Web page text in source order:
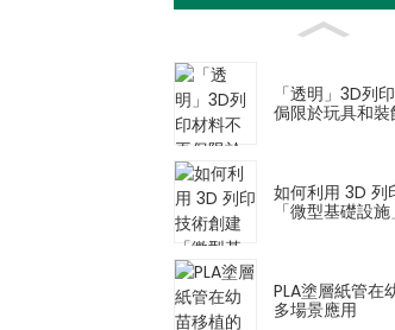
「透明」3D列
侷限於玩具和裝
如何利用 3D 列
「微型基礎設施
PLA塗層紙管在
多場景應用